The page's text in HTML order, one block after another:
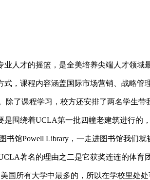
人才的摇篮，是全美培养尖端人才领域
，课程内容涵盖国际市场营销、战略管
了课程学习，校方还安排了两名学生带
是围绕着UCLA第一批四幢老建筑进行的
书馆Powell Library ，一走进图书馆我们就
著名的理由之二是它获奖连连的体育
国所有大学中最多的，所以在学校里处